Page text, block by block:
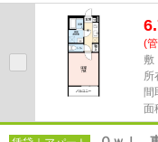
しております！最新の情報は...
(
敷
所
間
面